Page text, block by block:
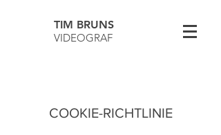
TIM BRUNS
VIDEOGRAF
COOKIE-RICHTLINIE